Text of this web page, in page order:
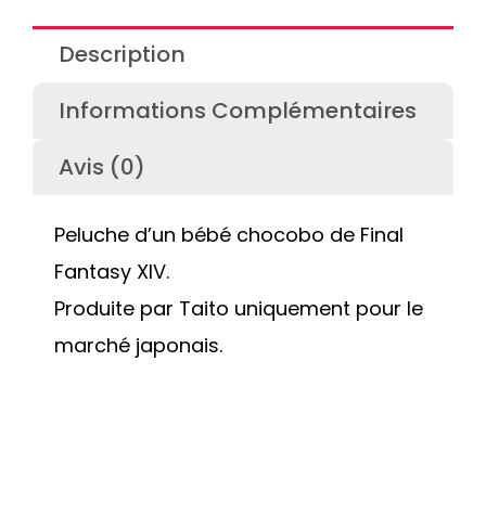
Description
Informations Complémentaires
Avis (0)
Peluche d’un bébé chocobo de Final
Fantasy XIV.
Produite par Taito uniquement pour le
marché japonais.